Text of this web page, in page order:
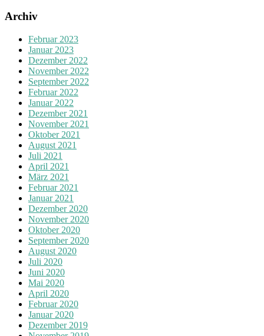
Archiv
Februar 2023
Januar 2023
Dezember 2022
November 2022
September 2022
Februar 2022
Januar 2022
Dezember 2021
November 2021
Oktober 2021
August 2021
Juli 2021
April 2021
März 2021
Februar 2021
Januar 2021
Dezember 2020
November 2020
Oktober 2020
September 2020
August 2020
Juli 2020
Juni 2020
Mai 2020
April 2020
Februar 2020
Januar 2020
Dezember 2019